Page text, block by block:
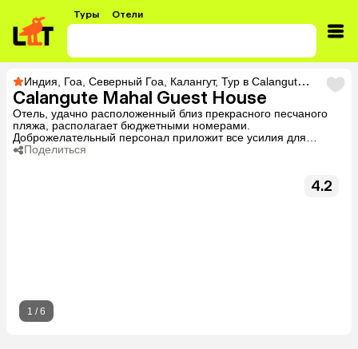
Туры Отели
Индия Гоа Северный Гоа Калангут, Тур в Calangute Mahal Guest House
Calangute Mahal Guest House
Отель, удачно расположенный близ прекрасного песчаного
пляжа, располагает бюджетными номерами.
Доброжелательный персонал приложит все усилия для
вашего комфортного отдыха.
Поделиться
4.2
1 /6